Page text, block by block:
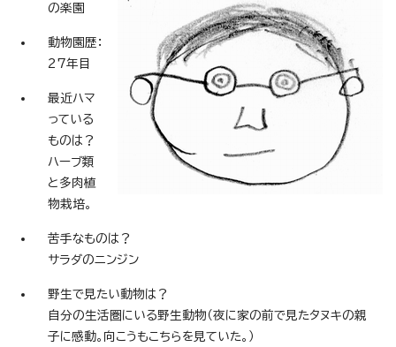
の楽園
動物園歴：
27年目
最近ハマ
っている
ものは？
ハーブ類
と多肉植
物栽培。
苦手なものは？
サラダのニンジン
野生で見たい動物は？
自分の生活圏にいる野生動物（夜に家の前で見たタヌキの親
子に感動。向こうもこちらを見ていた。）